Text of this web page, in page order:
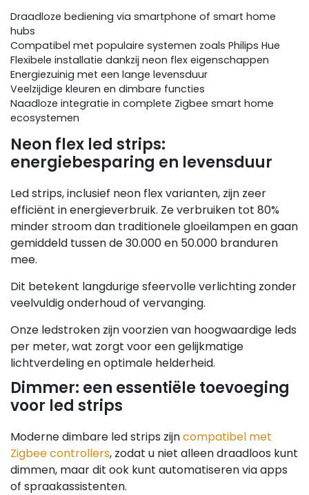
Draadloze bediening via smartphone of smart home
hubs
Compatibel met populaire systemen zoals Philips Hue
Flexibele installatie dankzij neon flex eigenschappen
Energiezuinig met een lange levensduur
Veelzijdige kleuren en dimbare functies
Naadloze integratie in complete Zigbee smart home
ecosystemen
Neon flex led strips:
energiebesparing en levensduur
Led strips, inclusief neon flex varianten, zijn zeer
efficiënt in energieverbruik. Ze verbruiken tot 80%
minder stroom dan traditionele gloeilampen en gaan
gemiddeld tussen de 30.000 en 50.000 branduren
mee.
Dit betekent langdurige sfeervolle verlichting zonder
veelvuldig onderhoud of vervanging.
Onze ledstroken zijn voorzien van hoogwaardige leds
per meter, wat zorgt voor een gelijkmatige
lichtverdeling en optimale helderheid.
Dimmer: een essentiële toevoeging
voor led strips
Moderne dimbare led strips zijncompatibel met
Zigbee controllers, zodat u niet alleen draadloos kunt
dimmen, maar dit ook kunt automatiseren via apps
of spraakassistenten.